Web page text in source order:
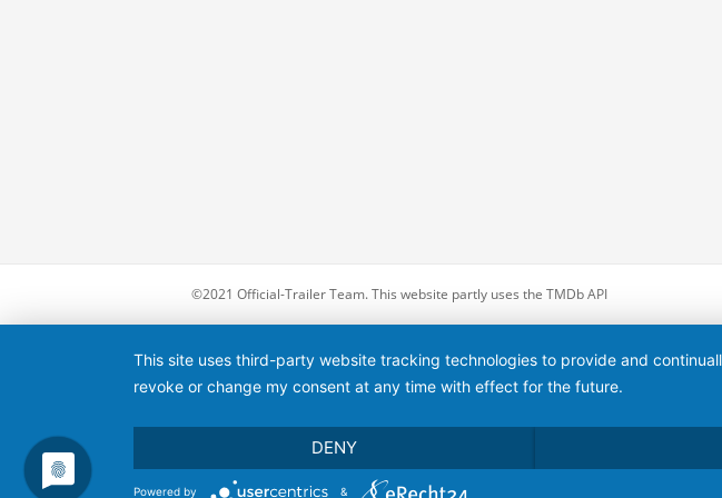
©2021 Official-Trailer Team. This website partly uses the TMDb API
This site uses third-party website tracking technologies to provide and
revoke or change my consent at any time with effect for the future.
DENY
Powered by &